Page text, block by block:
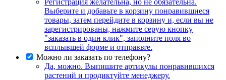
Выберите и добавьте в корзину понравившиеся
товары, затем перейдите в корзину и, если вы не
зарегистрированы, нажмите серую кнопку
"заказать в один клик", заполните поля во
всплывшей форме и отправьте.
Можно ли заказать по телефону?
Да, можно. Выпишите артикулы понравившихся
растений и продиктуйте менеджеру.